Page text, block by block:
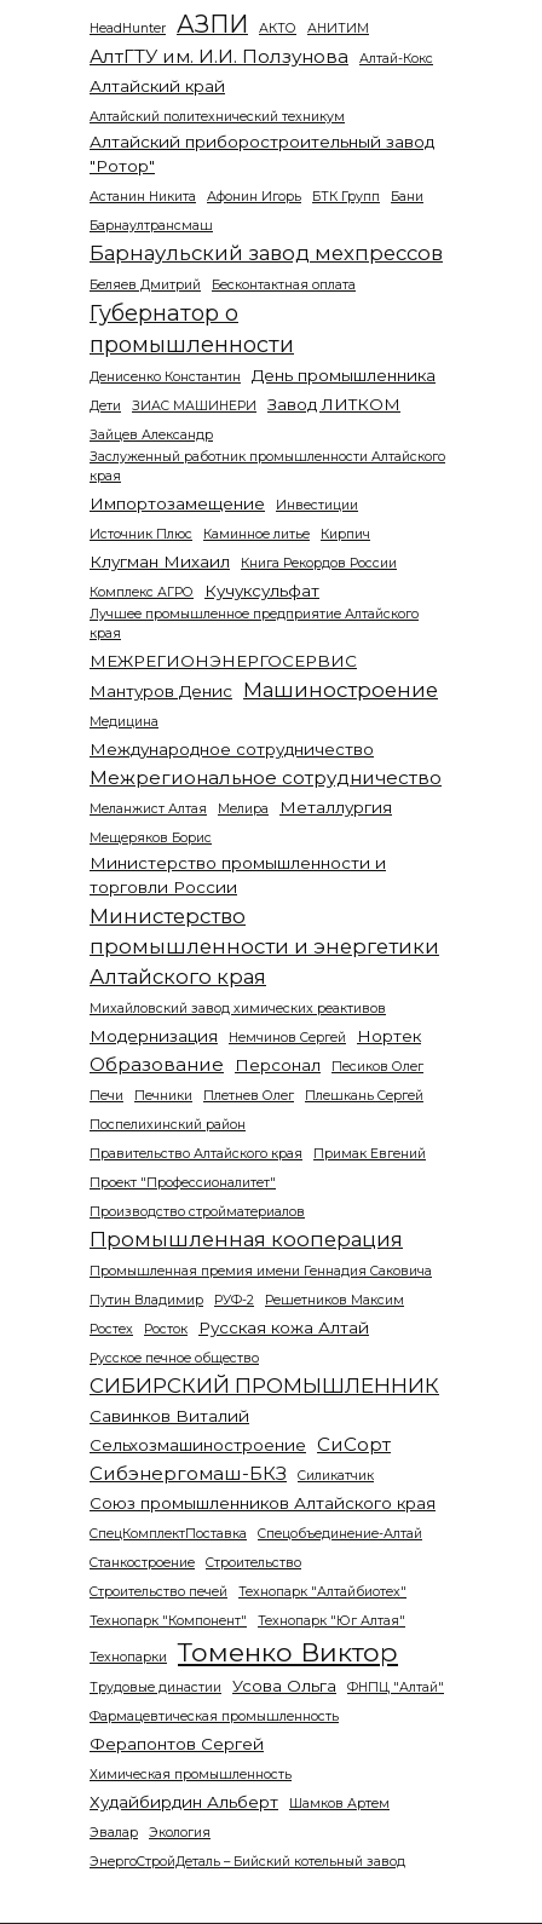
HeadHunter АЗПИ АКТО АНИТИМ
АлтГТУ им. И.И. Ползунова Алтай-Кокс
Алтайский край
Алтайский политехнический техникум
Алтайский приборостроительный завод
"Ротор"
Астанин Никита Афонин Игорь БТК Групп
Бани
Барнаултрансмаш
Барнаульский завод мехпрессов
Беляев Дмитрий Бесконтактная оплата
Губернатор о
промышленности
Денисенко Константин День промышленника
Дети ЗИАС МАШИНЕРИ Завод ЛИТКОМ
Зайцев Александр
Заслуженный работник промышленности Алтайского
края
Импортозамещение
Инвестиции
Источник Плюс
Каминное литье Кирпич
Клугман Михаил
Книга Рекордов России
Комплекс АГРО
Кучуксульфат
Лучшее промышленное предприятие Алтайского
края
МЕЖРЕГИОНЭНЕРГОСЕРВИС
Мантуров Денис
Машиностроение
Медицина
Международное сотрудничество
Межрегиональное сотрудничество
Меланжист Алтая Мелира Металлургия
Мещеряков Борис
Министерство промышленности и
торговли России
Министерство
промышленности и энергетики
Алтайского края
Михайловский завод химических реактивов
Модернизация Немчинов Сергей Нортек
Образование Персонал
Песиков Олег
Печи
Печники Плетнев Олег
Плешкань Сергей
Поспелихинский район
Правительство Алтайского края
Примак Евгений
Проект "Профессионалитет"
Производство стройматериалов
Промышленная кооперация
Промышленная премия имени Геннадия Саковича
Путин Владимир
РУФ-2
Решетников Максим
Ростех
Росток Русская кожа Алтай
Русское печное общество
СИБИРСКИЙ ПРОМЫШЛЕННИК
Савинков Виталий
Сельхозмашиностроение
СиСорт
Сибэнергомаш-БКЗ
Силикатчик
Союз промышленников Алтайского края
СпецКомплектПоставка
Спецобъединение-Алтай
Станкостроение
Строительство
Строительство печей
Технопарк "Алтайбиотех"
Технопарк "Компонент"
Технопарк "Юг Алтая"
Технопарки Томенко Виктор
Трудовые династии Усова Ольга
ФНПЦ "Алтай"
Фармацевтическая промышленность
Ферапонтов Сергей
Химическая промышленность
Худайбирдин Альберт
Шамков Артем
Эвалар
Экология
ЭнергоСтройДеталь – Бийский котельный завод